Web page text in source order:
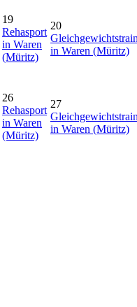
19
Rehasport
in Waren
(Müritz)
20
in Waren (Müritz)
26
Rehasport
in Waren
(Müritz)
27
in Waren (Müritz)